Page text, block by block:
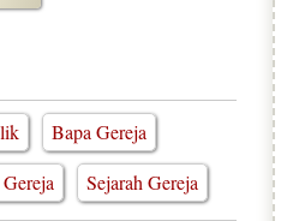
Bapa Gereja
Sejarah Gereja